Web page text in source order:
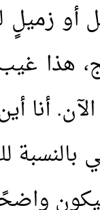
أو
هذا